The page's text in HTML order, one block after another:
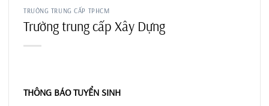
TRƯỜNG TRUNG CẤP TPHCM
Trường trung cấp Xây Dựng
THÔNG BÁO TUYỂN SINH